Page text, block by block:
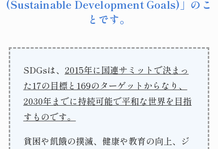
(Sustainable Development Goals)」のこ
とです。
SDGsは、 2015年に国連サミットで決まっ
た17の目標と169のターゲットからなり、
2030年までに持続可能で平和な世界を目指
すものです。
貧困や飢餓の撲滅、健康や教育の向上、ジ